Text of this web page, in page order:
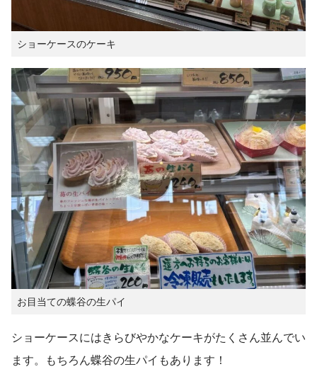
ショーケースのケーキ
お目当ての蝶谷の生パイ
ショーケースにはきらびやかなケーキがたくさん並んでい
ます。もちろん蝶谷の生パイもあります！